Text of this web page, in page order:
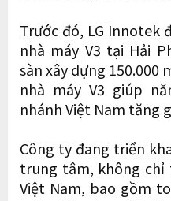
Trước đó, LG Innotek
nhà máy V3 tại Hải
sàn xây dựng 150.000
nhà máy V3 giúp
nhánh Việt Nam tăng
Công ty đang triển
trung tâm, không chỉ
Việt Nam, bao gồm